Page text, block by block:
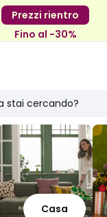
Prezzi rientro
Fino al -30%
Casa